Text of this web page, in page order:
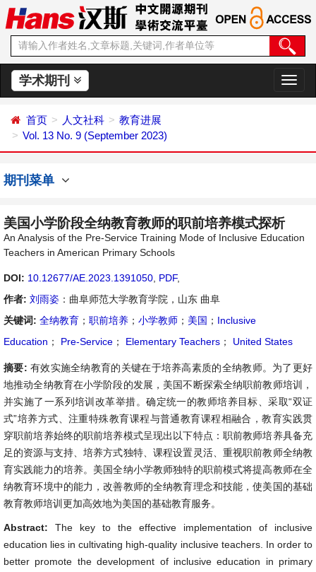
学术期刊
切
换
首页 人文社科
教育进展
Vol. 13 No. 9 (September 2023)
期刊菜单
美国小学阶段全纳教育教师的职前培养模式探析
An Analysis of the Pre-Service Training Mode of Inclusive Education
Teachers in American Primary Schools
DOI: 10.12677/AE.2023.1391050 PDF,
作者: 刘雨姿 ：曲阜师范大学教育学院，山东 曲阜
关键词: 全纳教育 ； 职前培养 ； 小学教师 ； 美国 ； Inclusive
Education ； Pre-Service ； Elementary Teachers ； United States
摘要: 有效实施全纳教育的关键在于培养高素质的全纳教师。为了更好
地推动全纳教育在小学阶段的发展，美国不断探索全纳职前教师培训，
并实施了一系列培训改革举措。确定统一的教师培养目标、采取“双证
式”培养方式、注重特殊教育课程与普通教育课程相融合，教育实践贯
穿职前培养始终的职前培养模式呈现出以下特点：职前教师培养具备充
足的资源与支持、培养方式独特、课程设置灵活、重视职前教师全纳教
育实践能力的培养。美国全纳小学教师独特的职前模式将提高教师在全
纳教育环境中的能力，改善教师的全纳教育理念和技能，使美国的基础
教育教师培训更加高效地为美国的基础教育服务。
Abstract: The key to the effective implementation of inclusive
education lies in cultivating high-quality inclusive teachers. In order to
better promote the development of inclusive education in primary